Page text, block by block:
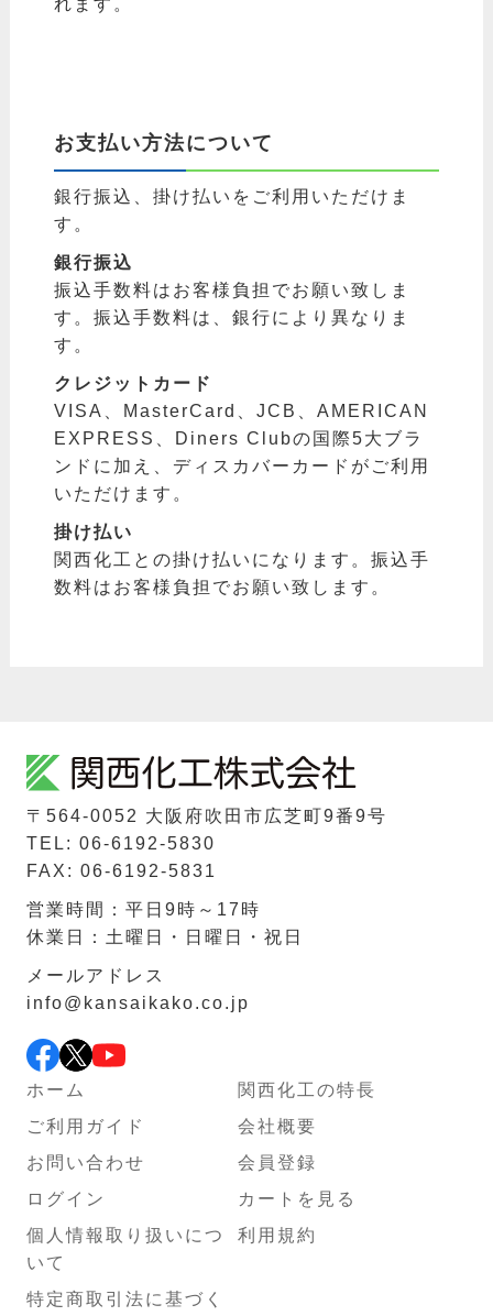
お支払い方法について
銀行振込、掛け払いをご利用いただけま
す。
銀行振込
振込手数料はお客様負担でお願い致しま
す。振込手数料は、銀行により異なりま
す。
クレジットカード
VISA、MasterCard、JCB、AMERICAN
EXPRESS、Diners Clubの国際5大ブラ
ンドに加え、ディスカバーカードがご利用
いただけます。
掛け払い
関西化工との掛け払いになります。振込手
数料はお客様負担でお願い致します。
〒564-0052 ⼤阪府吹⽥市広芝町9番9号
TEL: 06-6192-5830
FAX: 06-6192-5831
営業時間：平日9時～17時
休業日：土曜日・日曜日・祝日
メールアドレス
info@kansaikako.co.jp
ホーム
関西化工の特長
ご利用ガイド
会社概要
お問い合わせ
会員登録
ログイン
カートを見る
個人情報取り扱いにつ
いて
利用規約
特定商取引法に基づく